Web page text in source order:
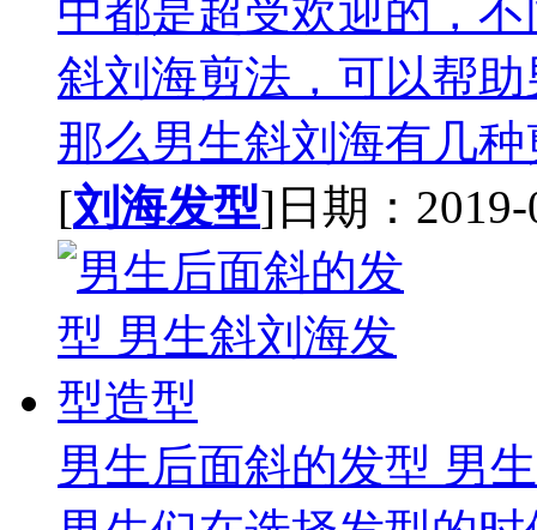
中都是超受欢迎的，
斜刘海剪法，可以帮
那么男生斜刘海有几
[刘海发型]日期：2019-
男生后面斜的发型 男